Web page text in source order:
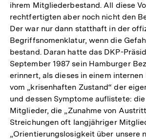
ihrem Mitgliederbestand. All diese
rechtfertigten aber noch nicht den
Der war nur dann statthaft in der
Begriffsnomenklatur, wenn die
bestand. Daran hatte das DKP-
September 1987 sein Hamburger
erinnert, als dieses in einem
vom „krisenhaften Zustand“ der
und dessen Symptome auflistete:
Mitglieder, die „Zunahme von
Streichungen oft langjähriger
„Orientierungslosigkeit über unsere